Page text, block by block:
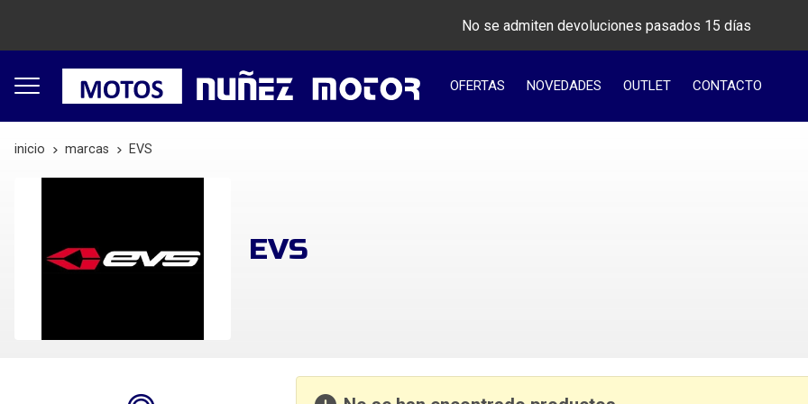
No se admiten devoluciones pasados 15 días
OFERTAS NOVEDADES OUTLET CONTACTO
inicio marcas EVS
EVS